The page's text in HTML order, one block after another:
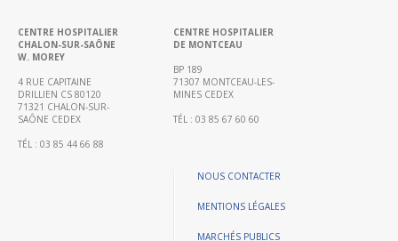
Continue
Certification
HAS
Démarche
Qualité
CENTRE HOSPITALIER
CHALON-SUR-SAÔNE
W. MOREY
4 RUE CAPITAINE
DRILLIEN CS 80120
71321 CHALON-SUR-
SAÔNE CEDEX
TÉL : 03 85 44 66 88
CENTRE HOSPITALIER
DE MONTCEAU
BP 189
71307 MONTCEAU-LES-
MINES CEDEX
TÉL : 03 85 67 60 60
NOUS CONTACTER
MENTIONS LÉGALES
MARCHÉS PUBLICS